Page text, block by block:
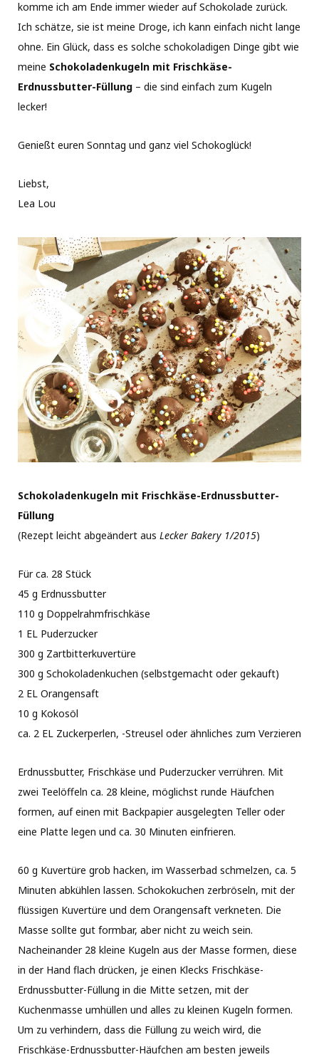
komme ich am Ende immer wieder auf Schokolade zurück.
Ich schätze, sie ist meine Droge, ich kann einfach nicht lange
ohne. Ein Glück, dass es solche schokoladigen Dinge gibt wie
meine Schokoladenkugeln mit Frischkäse-
Erdnussbutter-Füllung – die sind einfach zum Kugeln
lecker!
Genießt euren Sonntag und ganz viel Schokoglück!
Liebst,
Lea Lou
Schokoladenkugeln mit Frischkäse-Erdnussbutter-
Füllung
(Rezept leicht abgeändert aus Lecker Bakery 1/2015)
Für ca. 28 Stück
45 g Erdnussbutter
110 g Doppelrahmfrischkäse
1 EL Puderzucker
300 g Zartbitterkuvertüre
300 g Schokoladenkuchen (selbstgemacht oder gekauft)
2 EL Orangensaft
10 g Kokosöl
ca. 2 EL Zuckerperlen, -Streusel oder ähnliches zum Verzieren
Erdnussbutter, Frischkäse und Puderzucker verrühren. Mit
zwei Teelöffeln ca. 28 kleine, möglichst runde Häufchen
formen, auf einen mit Backpapier ausgelegten Teller oder
eine Platte legen und ca. 30 Minuten einfrieren.
60 g Kuvertüre grob hacken, im Wasserbad schmelzen, ca. 5
Minuten abkühlen lassen. Schokokuchen zerbröseln, mit der
flüssigen Kuvertüre und dem Orangensaft verkneten. Die
Masse sollte gut formbar, aber nicht zu weich sein.
Nacheinander 28 kleine Kugeln aus der Masse formen, diese
in der Hand flach drücken, je einen Klecks Frischkäse-
Erdnussbutter-Füllung in die Mitte setzen, mit der
Kuchenmasse umhüllen und alles zu kleinen Kugeln formen.
Um zu verhindern, dass die Füllung zu weich wird, die
Frischkäse-Erdnussbutter-Häufchen am besten jeweils